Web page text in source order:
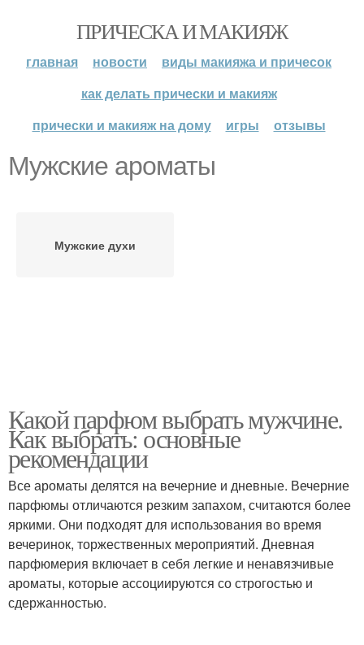
ПРИЧЕСКА И МАКИЯЖ
главная новости
виды макияжа и причесок
как делать прически и макияж
прически и макияж на дому
игры отзывы
Мужские ароматы
Мужские духи
Какой парфюм выбрать мужчине.
Как выбрать: основные
рекомендации
Все ароматы делятся на вечерние и дневные. Вечерние
парфюмы отличаются резким запахом, считаются более
яркими. Они подходят для использования во время
вечеринок, торжественных мероприятий. Дневная
парфюмерия включает в себя легкие и ненавязчивые
ароматы, которые ассоциируются со строгостью и
сдержанностью.